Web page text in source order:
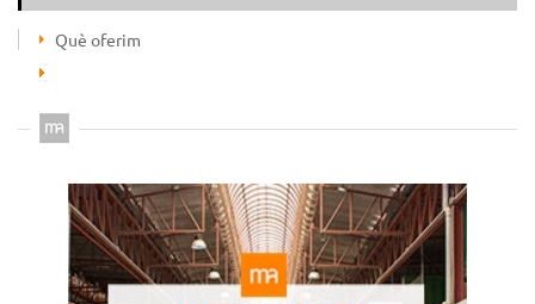
Què oferim